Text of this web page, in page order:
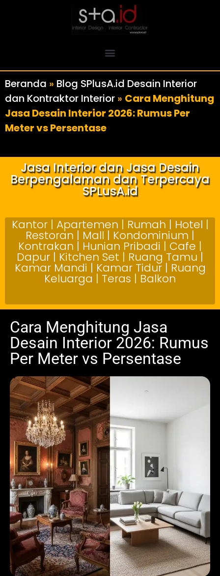
Beranda » Blog SPlusA.id Desain Interior
dan Kontraktor Interior » Cara Menghitung
Jasa Desain Interior 2026: Rumus Per
Meter vs Persentase
Jasa Interior dan Jasa Desain
Berpengalaman dan Terpercaya
SPLusA.id
Kantor | Apartemen | Rumah | Hotel |
Restoran | Mall | Kondominium |
Kontrakan | Hunian Pribadi | Cafe |
Dapur | Kitchen Set | Ruang Tamu |
Kamar Mandi | Kamar Tidur | Ruang
Keluarga | Teras | Balkon
Cara Menghitung Jasa
Desain Interior 2026: Rumus
Per Meter vs Persentase